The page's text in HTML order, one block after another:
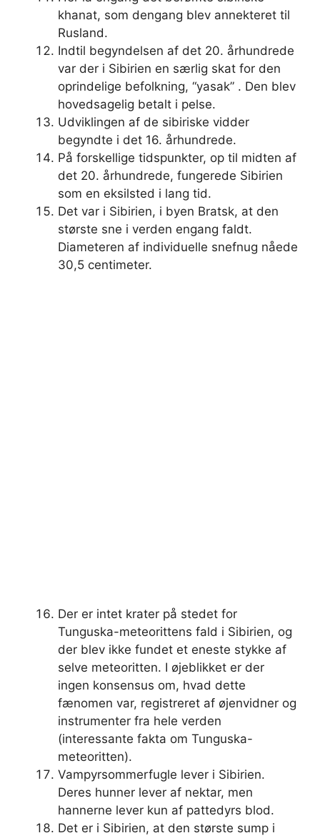
khanat, som dengang blev annekteret til
Rusland.
Indtil begyndelsen af ​​det 20. århundrede
var der i Sibirien en særlig skat for den
oprindelige befolkning, “yasak” . Den blev
hovedsagelig betalt i pelse.
Udviklingen af ​​de sibiriske vidder
begyndte i det 16. århundrede.
På forskellige tidspunkter, op til midten af
​​det 20. århundrede, fungerede Sibirien
som en eksilsted i lang tid.
Det var i Sibirien, i byen Bratsk, at den
største sne i verden engang faldt.
Diameteren af ​​individuelle snefnug nåede
30,5 centimeter.
Der er intet krater på stedet for
Tunguska-meteorittens fald i Sibirien, og
der blev ikke fundet et eneste stykke af
selve meteoritten. I øjeblikket er der
ingen konsensus om, hvad dette
fænomen var, registreret af øjenvidner og
instrumenter fra hele verden
(interessante fakta om Tunguska-
meteoritten).
Vampyrsommerfugle lever i Sibirien.
Deres hunner lever af nektar, men
hannerne lever kun af pattedyrs blod.
Det er i Sibirien, at den største sump i